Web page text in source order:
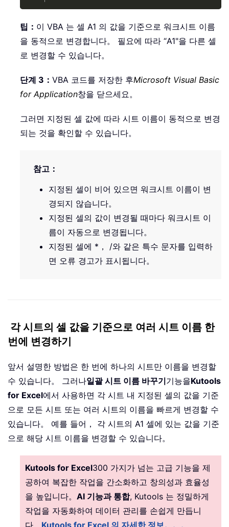
팁： 이 VBA 는 셀 A1 의 값을 기준으로 워크시트 이름
을 동적으로 변경합니다。 필요에 따라 “A1"을 다른 셀
로 변경할 수 있습니다。
단계 3： VBA 코드를 저장한 후Microsoft Visual Basic
for Application창을 닫으세요。
그러면 지정된 셀 값에 따라 시트 이름이 동적으로 변경
되는 것을 확인할 수 있습니다。
참고：
지정된 셀이 비어 있으면 워크시트 이름이 변
경되지 않습니다。
지정된 셀의 값이 변경될 때마다 워크시트 이
름이 자동으로 변경됩니다。
지정된 셀에 *， /와 같은 특수 문자를 입력하
면 오류 경고가 표시됩니다。
각 시트의 셀 값을 기준으로 여러 시트 이름 한
번에 변경하기
앞서 설명한 방법은 한 번에 하나의 시트만 이름을 변경할
수 있습니다。 그러나일괄 시트 이름 바꾸기기능을Kutools
for Excel에서 사용하면 각 시트 내 지정된 셀의 값을 기준
으로 모든 시트 또는 여러 시트의 이름을 빠르게 변경할 수
있습니다。 예를 들어， 각 시트의 A1 셀에 있는 값을 기준
으로 해당 시트 이름을 변경할 수 있습니다。
Kutools for Excel300 가지가 넘는 고급 기능을 제
공하여 복잡한 작업을 간소화하고 창의성과 효율성
을 높입니다。 AI 기능과 통합, Kutools 는 정밀하게
작업을 자동화하여 데이터 관리를 손쉽게 만듭니
다。 Kutools for Excel 의 자세한 정보。。。